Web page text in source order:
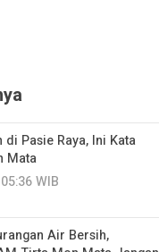
Pasie Raya, Ini Kata
Mata
WIB
Air Bersih,